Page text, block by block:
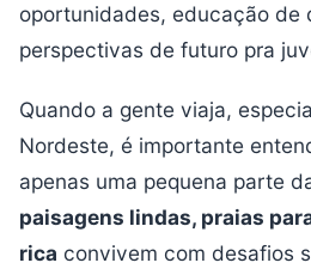
oportunidades, educação de
perspectivas de futuro pra
Quando a gente viaja,
Nordeste, é importante
apenas uma pequena parte
paisagens lindas, praias
rica convivem com desafios